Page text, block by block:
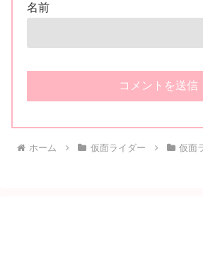
名前
ホーム 仮面ライダー 仮面